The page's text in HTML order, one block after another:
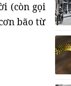
(còn gọi
bão từ